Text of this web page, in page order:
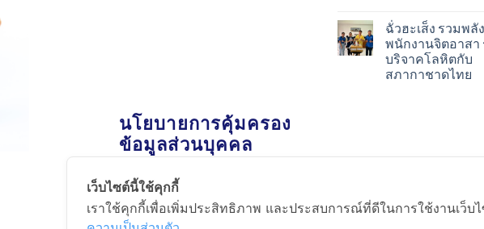
ฉั่วฮะเส็ง รวมพลัง
พนักงานจิตอาสา
บริจาคโลหิตกับ
สภากาชาดไทย
นโยบายการคุ้มครอง
ข้อมูลส่วนบุคคล
นโยบายการคุ้มครองข้อมูลส่วน
บุคคล
เว็บไซต์นี้ใช้คุกกี้
เราใช้คุกกี้เพื่อเพิ่มประสิทธิภาพ และประสบการณ์ที่ดีในการใช้งานเ